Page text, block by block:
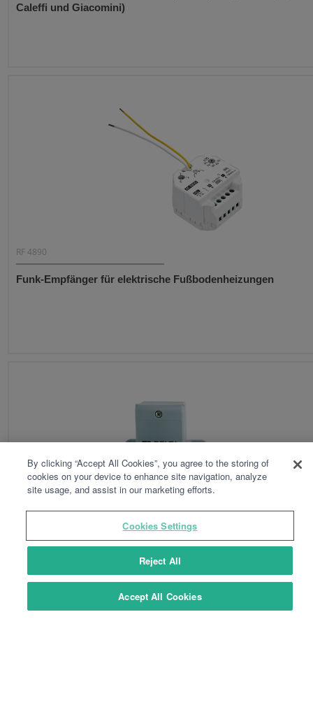
Caleffi und Giacomini)
RF 4890
Funk-Empfänger für elektrische Fußbodenheizungen
FUNK-AUSSENTEMPERATURFÜHLER X2D
Funk-Außentemperaturfühler X2D
By clicking “Accept All Cookies”, you agree to the storing of
cookies on your device to enhance site navigation, analyze
site usage, and assist in our marketing efforts.
Cookies Settings
Reject All
Accept All Cookies